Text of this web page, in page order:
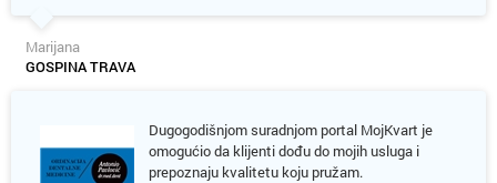
Marijana
GOSPINA TRAVA
Dugogodišnjom suradnjom portal MojKvart je
omogućio da klijenti dođu do mojih usluga i
prepoznaju kvalitetu koju pružam.